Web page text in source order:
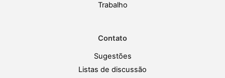
Trabalho
Contato
Sugestões
Listas de discussão